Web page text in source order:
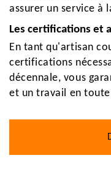
assurer un service à
Les certifications et
En tant qu'artisan
certifications
décennale, vous
et un travail en